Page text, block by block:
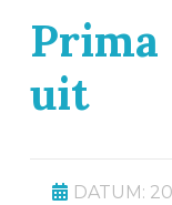
uit
DATUM: